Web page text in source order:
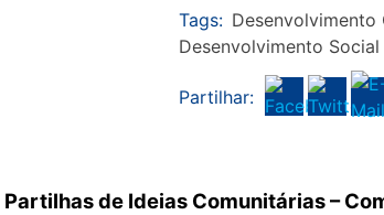
Tags: Desenvolvimento
Desenvolvimento Social
Partilhar:
Partilhas de Ideias Comunitárias –